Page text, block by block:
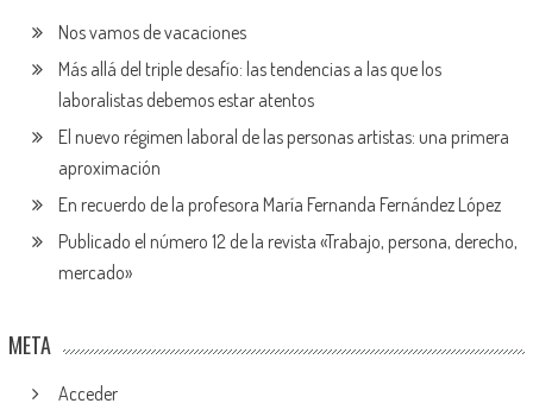
Nos vamos de vacaciones
Más allá del triple desafío: las tendencias a las que los
laboralistas debemos estar atentos
El nuevo régimen laboral de las personas artistas: una primera
aproximación
En recuerdo de la profesora María Fernanda Fernández López
Publicado el número 12 de la revista «Trabajo, persona, derecho,
mercado»
META
Acceder